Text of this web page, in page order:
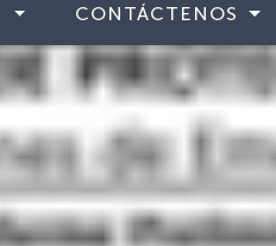
CONTÁCTENOS